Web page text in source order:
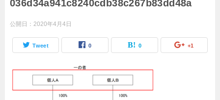
036d34a941c8240cdb38c267b83dd48a
公開日： 2020年4月4日
Tweet 0 0 +1